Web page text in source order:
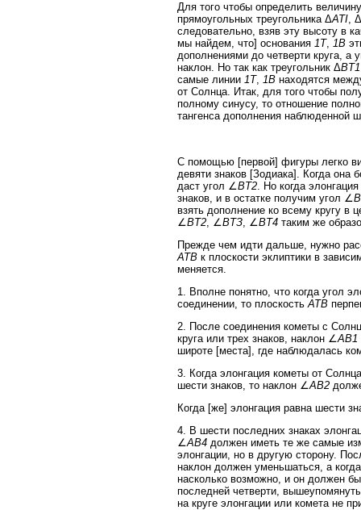
Для того чтобы определить
прямоугольных треугольника ΔATI, Δ
следовательно, взяв эту высоту в
мы найдем, что] основания 1T, 1B
дополнениями до четверти круга, а
наклон. Но так как треугольник ΔBT1
самые линии 1T, 1B находятся
от Солнца. Итак, для того чтобы
полному синусу, то отношение
тангенса дополнения наблюденной
С помощью [первой] фигуры легко
девяти знаков [Зодиака]. Когда она
даст угол ∠BT2 . Но когда
знаков, и в остатке получим угол ∠
взять дополнение ко всему кругу в
∠BT2 , ∠BTЗ , ∠BT4 таким же
Прежде чем идти дальше, нужно
ATB к плоскости эклиптики в
меняется.
1. Вполне понятно, что когда угол
соединении, то плоскость ATB
2. После соединения кометы с
круга или трех знаков, наклон ∠AB1
широте [места], где наблюдалась
3. Когда элонгация кометы от
шести знаков, то наклон ∠AB2
Когда [же] элонгация равна шести
4. В шести последних знаках
∠AB4 должен иметь те же самые
элонгации, но в другую сторону.
наклон должен уменьшаться, а
насколько возможно, и он должен
последней четверти,
на круге элонгации или комета не